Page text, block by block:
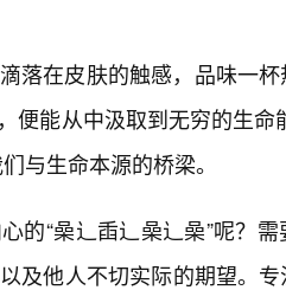
落在皮肤的触感，品味一
便能从中汲取到无穷的生命
与生命本源的桥梁。
的“喿辶臿辶喿辶喿”呢？
及他人不切实际的期望。